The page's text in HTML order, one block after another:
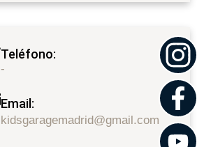
Teléfono:
-
Email:
kidsgaragemadrid@gmail.com